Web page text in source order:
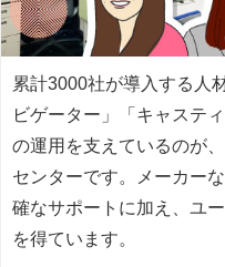
累計3000社が導入する人
ビゲーター」「キャステ
の運用を支えているのが
センターです。メーカー
確なサポートに加え、ユ
を得ています。